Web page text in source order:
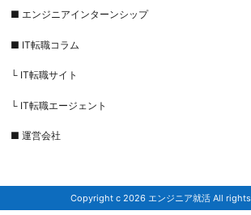
■ エンジニアインターンシップ
■ IT転職コラム
└ IT転職サイト
└ IT転職エージェント
■ 運営会社
Copyright c 2026 エンジニア就活 All